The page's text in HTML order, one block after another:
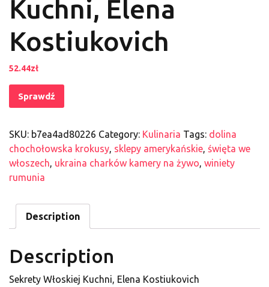
Kuchni, Elena
Kostiukovich
52.44zł
Sprawdź
SKU: b7ea4ad80226 Category: Kulinaria Tags: dolina
chochołowska krokusy, sklepy amerykańskie, święta we
włoszech, ukraina charków kamery na żywo, winiety
rumunia
Description
Description
Sekrety Włoskiej Kuchni, Elena Kostiukovich